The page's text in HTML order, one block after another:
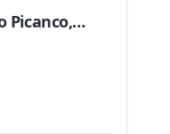
Picanco,